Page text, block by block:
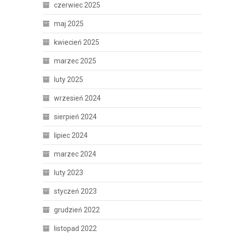
czerwiec 2025
maj 2025
kwiecień 2025
marzec 2025
luty 2025
wrzesień 2024
sierpień 2024
lipiec 2024
marzec 2024
luty 2023
styczeń 2023
grudzień 2022
listopad 2022